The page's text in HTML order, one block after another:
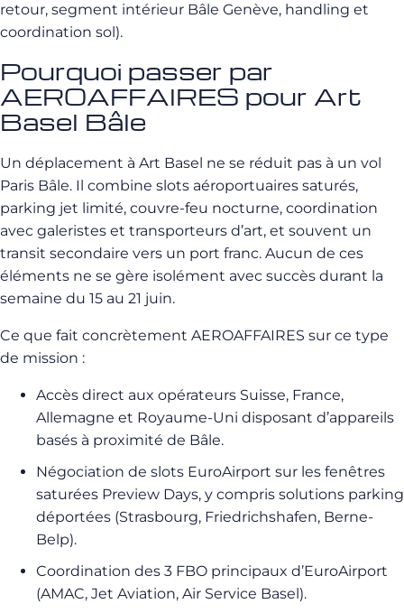
retour, segment intérieur Bâle Genève, handling et
coordination sol).
Pourquoi passer par
AEROAFFAIRES pour Art
Basel Bâle
Un déplacement à Art Basel ne se réduit pas à un vol
Paris Bâle. Il combine slots aéroportuaires saturés,
parking jet limité, couvre-feu nocturne, coordination
avec galeristes et transporteurs d’art, et souvent un
transit secondaire vers un port franc. Aucun de ces
éléments ne se gère isolément avec succès durant la
semaine du 15 au 21 juin.
Ce que fait concrètement AEROAFFAIRES sur ce type
de mission :
Accès direct aux opérateurs Suisse, France,
Allemagne et Royaume-Uni disposant d’appareils
basés à proximité de Bâle.
Négociation de slots EuroAirport sur les fenêtres
saturées Preview Days, y compris solutions parking
déportées (Strasbourg, Friedrichshafen, Berne-
Belp).
Coordination des 3 FBO principaux d’EuroAirport
(AMAC, Jet Aviation, Air Service Basel).